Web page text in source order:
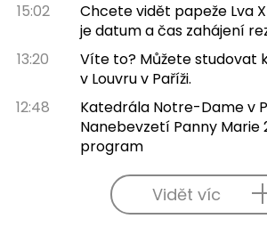
15:02
Chcete vidět papeže Lva
je datum a čas zahájení
13:20
Víte to? Můžete studovat
v Louvru v Paříži.
12:48
Katedrála Notre-Dame v
Nanebevzetí Panny Marie
program
Vidět víc